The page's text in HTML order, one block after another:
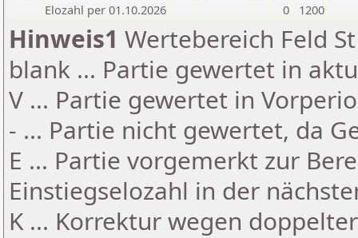
Elozahl per 01.10.2026
0 1200
Hinweis1 Wertebereich Feld
blank ... Partie gewertet in
V ... Partie gewertet in
- ... Partie nicht gewertet, da
E ... Partie vorgemerkt zur
Einstiegselozahl in der
K ... Korrektur wegen